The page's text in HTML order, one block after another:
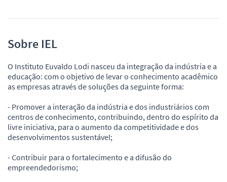
Sobre IEL
O Instituto Euvaldo Lodi nasceu da integração da indústria e a
educação: com o objetivo de levar o conhecimento acadêmico
as empresas através de soluções da seguinte forma:
- Promover a interação da indústria e dos industriários com
centros de conhecimento, contribuindo, dentro do espírito da
livre iniciativa, para o aumento da competitividade e dos
desenvolvimentos sustentável;
- Contribuir para o fortalecimento e a difusão do
empreendedorismo;